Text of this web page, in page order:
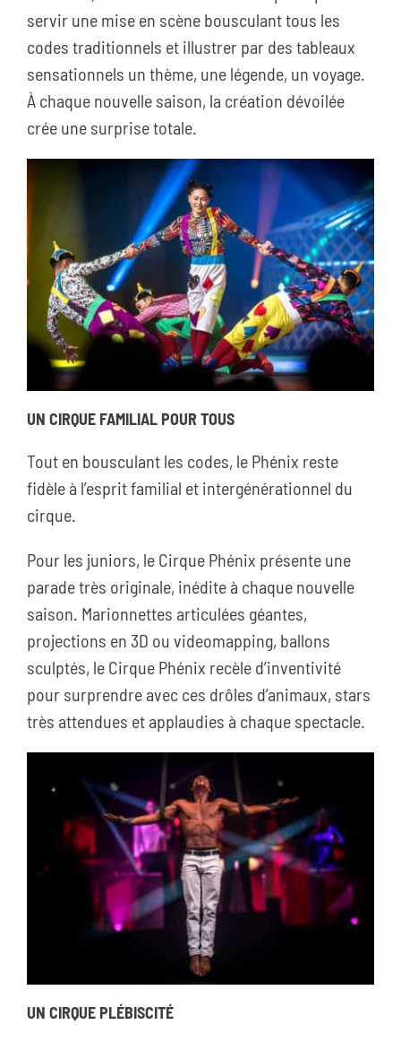
servir une mise en scène bousculant tous les
codes traditionnels et illustrer par des tableaux
sensationnels un thème, une légende, un voyage.
À chaque nouvelle saison, la création dévoilée
crée une surprise totale.
UN CIRQUE FAMILIAL POUR TOUS
Tout en bousculant les codes, le Phénix reste
fidèle à l’esprit familial et intergénérationnel du
cirque.
Pour les juniors, le Cirque Phénix présente une
parade très originale, inédite à chaque nouvelle
saison. Marionnettes articulées géantes,
projections en 3D ou videomapping, ballons
sculptés, le Cirque Phénix recèle d’inventivité
pour surprendre avec ces drôles d’animaux, stars
très attendues et applaudies à chaque spectacle.
UN CIRQUE PLÉBISCITÉ